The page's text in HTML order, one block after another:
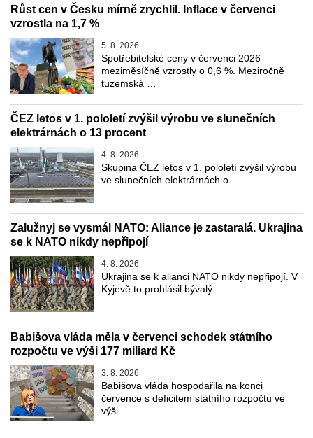
Růst cen v Česku mírně zrychlil. Inflace v červenci
vzrostla na 1,7 %
5. 8. 2026
Spotřebitelské ceny v červenci 2026
meziměsíčně vzrostly o 0,6 %. Meziročně
tuzemská …
ČEZ letos v 1. pololetí zvýšil výrobu ve slunečních
elektrárnách o 13 procent
4. 8. 2026
Skupina ČEZ letos v 1. pololetí zvýšil výrobu
ve slunečních elektrárnách o …
Zalužnyj se vysmál NATO: Aliance je zastaralá. Ukrajina
se k NATO nikdy nepřipojí
4. 8. 2026
Ukrajina se k alianci NATO nikdy nepřipojí. V
Kyjevě to prohlásil bývalý …
Babišova vláda měla v červenci schodek státního
rozpočtu ve výši 177 miliard Kč
3. 8. 2026
Babišova vláda hospodařila na konci
července s deficitem státního rozpočtu ve
výši …